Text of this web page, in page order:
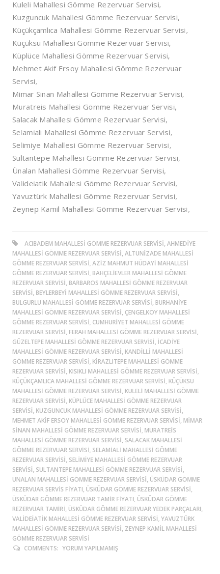
Kuleli Mahallesi Gömme Rezervuar Servisi,
Kuzguncuk Mahallesi Gömme Rezervuar Servisi,
Küçükçamlıca Mahallesi Gömme Rezervuar Servisi,
Küçüksu Mahallesi Gömme Rezervuar Servisi,
Küplüce Mahallesi Gömme Rezervuar Servisi,
Mehmet Akif Ersoy Mahallesi Gömme Rezervuar
Servisi,
Mimar Sinan Mahallesi Gömme Rezervuar Servisi,
Muratreis Mahallesi Gömme Rezervuar Servisi,
Salacak Mahallesi Gömme Rezervuar Servisi,
Selamiali Mahallesi Gömme Rezervuar Servisi,
Selimiye Mahallesi Gömme Rezervuar Servisi,
Sultantepe Mahallesi Gömme Rezervuar Servisi,
Ünalan Mahallesi Gömme Rezervuar Servisi,
Valideiatik Mahallesi Gömme Rezervuar Servisi,
Yavuztürk Mahallesi Gömme Rezervuar Servisi,
Zeynep Kamil Mahallesi Gömme Rezervuar Servisi,
ACIBADEM MAHALLESI GÖMME REZERVUAR SERVISI, AHMEDIYE
MAHALLESI GÖMME REZERVUAR SERVISI, ALTUNIZADE MAHALLESI
GÖMME REZERVUAR SERVISI, AZIZ MAHMUT HÜDAYI MAHALLESI
GÖMME REZERVUAR SERVISI, BAHÇELIEVLER MAHALLESI GÖMME
REZERVUAR SERVISI, BARBAROS MAHALLESI GÖMME REZERVUAR
SERVISI, BEYLERBEYI MAHALLESI GÖMME REZERVUAR SERVISI,
BULGURLU MAHALLESI GÖMME REZERVUAR SERVISI, BURHANIYE
MAHALLESI GÖMME REZERVUAR SERVISI, ÇENGELKÖY MAHALLESI
GÖMME REZERVUAR SERVISI, CUMHURIYET MAHALLESI GÖMME
REZERVUAR SERVISI, FERAH MAHALLESI GÖMME REZERVUAR SERVISI,
GÜZELTEPE MAHALLESI GÖMME REZERVUAR SERVISI, İCADIYE
MAHALLESI GÖMME REZERVUAR SERVISI, KANDILLI MAHALLESI
GÖMME REZERVUAR SERVISI, KIRAZLITEPE MAHALLESI GÖMME
REZERVUAR SERVISI, KISIKLI MAHALLESI GÖMME REZERVUAR SERVISI,
KÜÇÜKÇAMLICA MAHALLESI GÖMME REZERVUAR SERVISI, KÜÇÜKSU
MAHALLESI GÖMME REZERVUAR SERVISI, KULELI MAHALLESI GÖMME
REZERVUAR SERVISI, KÜPLÜCE MAHALLESI GÖMME REZERVUAR
SERVISI, KUZGUNCUK MAHALLESI GÖMME REZERVUAR SERVISI,
MEHMET AKIF ERSOY MAHALLESI GÖMME REZERVUAR SERVISI, MIMAR
SINAN MAHALLESI GÖMME REZERVUAR SERVISI, MURATREIS
MAHALLESI GÖMME REZERVUAR SERVISI, SALACAK MAHALLESI
GÖMME REZERVUAR SERVISI, SELAMIALI MAHALLESI GÖMME
REZERVUAR SERVISI, SELIMIYE MAHALLESI GÖMME REZERVUAR
SERVISI, SULTANTEPE MAHALLESI GÖMME REZERVUAR SERVISI,
ÜNALAN MAHALLESI GÖMME REZERVUAR SERVISI, ÜSKÜDAR GÖMME
REZERVUAR SERVIS FIYATI, ÜSKÜDAR GÖMME REZERVUAR SERVISI,
ÜSKÜDAR GÖMME REZERVUAR TAMIR FIYATI, ÜSKÜDAR GÖMME
REZERVUAR TAMIRI, ÜSKÜDAR GÖMME REZERVUAR YEDEK PARÇALARI,
VALIDEIATIK MAHALLESI GÖMME REZERVUAR SERVISI, YAVUZTÜRK
MAHALLESI GÖMME REZERVUAR SERVISI, ZEYNEP KAMIL MAHALLESI
GÖMME REZERVUAR SERVISI
COMMENTS: YORUM YAPILMAMIŞ